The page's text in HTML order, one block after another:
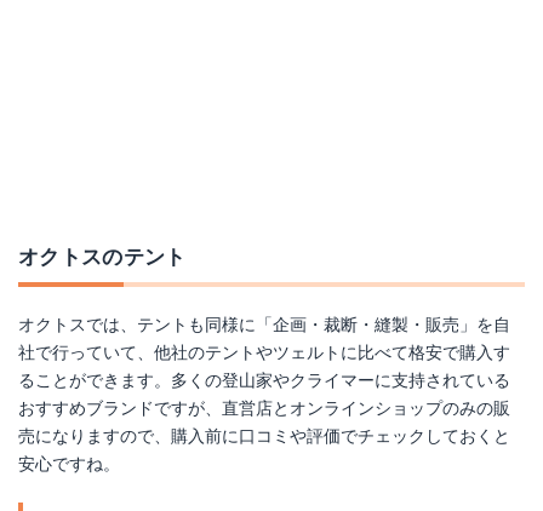
オクトスのテント
オクトスでは、テントも同様に「企画・裁断・縫製・販売」を自
社で行っていて、他社のテントやツェルトに比べて格安で購入す
ることができます。多くの登山家やクライマーに支持されている
おすすめブランドですが、直営店とオンラインショップのみの販
売になりますので、購入前に口コミや評価でチェックしておくと
安心ですね。